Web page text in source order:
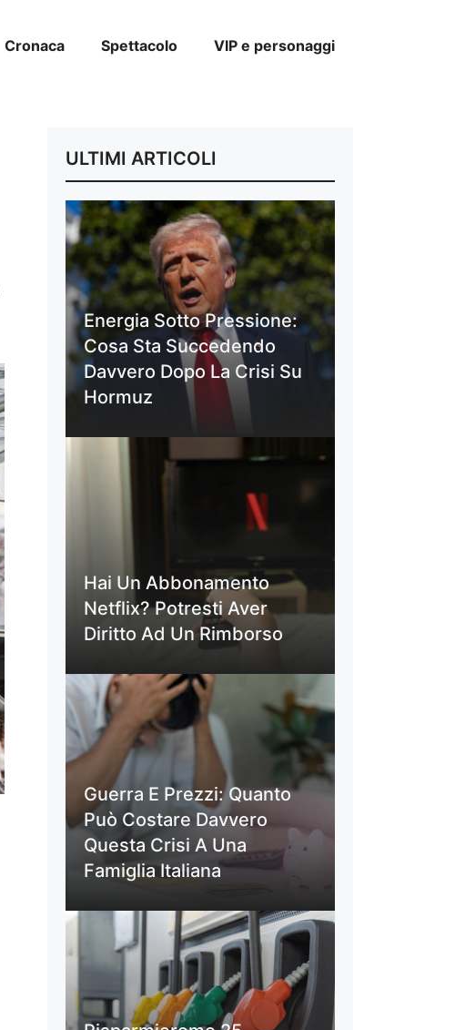
Cronaca Spettacolo VIP e personaggi
ULTIMI ARTICOLI
Energia Sotto Pressione:
Cosa Sta Succedendo
Davvero Dopo La Crisi Su
Hormuz
Hai Un Abbonamento
Netflix? Potresti Aver
Diritto Ad Un Rimborso
Guerra E Prezzi: Quanto
Può Costare Davvero
Questa Crisi A Una
Famiglia Italiana